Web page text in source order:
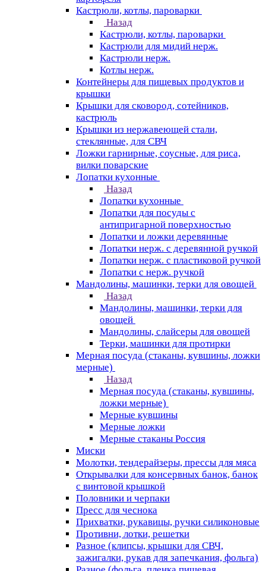
Кастрюли, котлы, пароварки
Назад
Кастрюли, котлы, пароварки
Кастрюли для мидий нерж.
Кастрюли нерж.
Котлы нерж.
Контейнеры для пищевых продуктов и
крышки
Крышки для сковород, сотейников,
кастрюль
Крышки из нержавеющей стали,
стеклянные, для СВЧ
Ложки гарнирные, соусные, для риса,
вилки поварские
Лопатки кухонные
Назад
Лопатки кухонные
Лопатки для посуды с
антипригарной поверхностью
Лопатки и ложки деревянные
Лопатки нерж. с деревянной ручкой
Лопатки нерж. с пластиковой ручкой
Лопатки с нерж. ручкой
Мандолины, машинки, терки для овощей
Назад
Мандолины, машинки, терки для
овощей
Мандолины, слайсеры для овощей
Терки, машинки для протирки
Мерная посуда (стаканы, кувшины, ложки
мерные)
Назад
Мерная посуда (стаканы, кувшины,
ложки мерные)
Мерные кувшины
Мерные ложки
Мерные стаканы Россия
Миски
Молотки, тендерайзеры, прессы для мяса
Открывалки для консервных банок, банок
с винтовой крышкой
Половники и черпаки
Пресс для чеснока
Прихватки, рукавицы, ручки силиконовые
Противни, лотки, решетки
Разное (клипсы, крышки для СВЧ,
зажигалки, рукав для запечкания, фольга)